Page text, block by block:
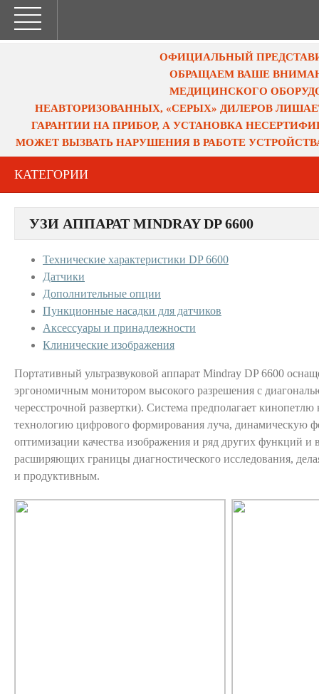
ОФИЦИАЛЬНЫЙ
ОБРАЩАЕМ ВАШЕ
МЕДИЦИНСКОГО
НЕАВТОРИЗОВАННЫХ, «СЕРЫХ» ДИЛЕРОВ
ГАРАНТИИ НА ПРИБОР, А УСТАНОВКА
МОЖЕТ ВЫЗВАТЬ НАРУШЕНИЯ В РАБОТЕ
КАТЕГОРИИ
УЗИ АППАРАТ MINDRAY DP 6600
Технические характеристики DP 6600
Датчики
Дополнительные опции
Пункционные насадки для датчиков
Аксессуары и принадлежности
Клинические изображения
Портативный ультразвуковой аппарат Mindray DP 6600
эргономичным монитором высокого разрешения с
чересстрочной развертки). Система предполагает
технологию цифрового формирования луча, динамическую
оптимизации качества изображения и ряд других функций и
расширяющих границы диагностического исследования,
и продуктивным.